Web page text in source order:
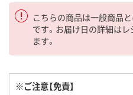
こちらの商品は一般商品
です。お届け日の詳細は
ます。
※ご注意【免責】